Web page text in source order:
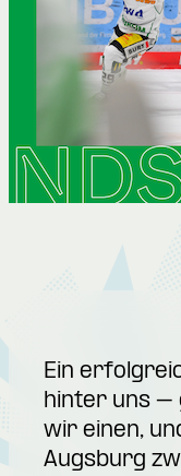
Ein
hinter uns –
wir einen,
Augsburg